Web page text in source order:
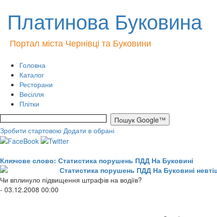
Платинова Буковина
Портал міста Чернівці та Буковини
Головна
Каталог
Ресторани
Весілля
Плітки
Зробити стартовою Додати в обрані
Ключове слово: Статистика порушень ПДД На Буковині
Статистика порушень ПДД На Буковині
Чи вплинуло підвищення штрафів на водіїв?
- 03.12.2008 00:00